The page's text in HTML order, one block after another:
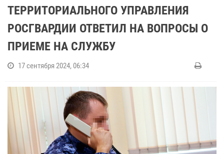
ТЕРРИТОРИАЛЬНОГО УПРАВЛЕНИЯ
РОСГВАРДИИ ОТВЕТИЛ НА ВОПРОСЫ О
ПРИЕМЕ НА СЛУЖБУ
17 сентября 2024, 06:34